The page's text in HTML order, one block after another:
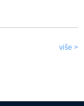
više >